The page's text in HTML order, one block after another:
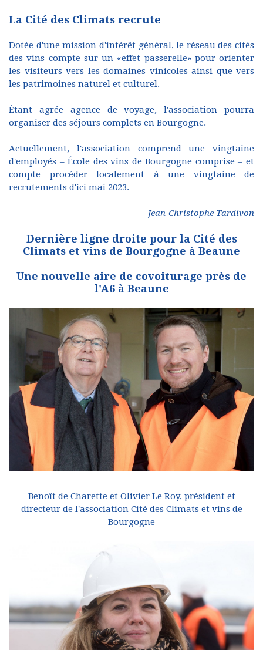
La Cité des Climats recrute
Dotée d'une mission d'intérêt général, le réseau des cités
des vins compte sur un «effet passerelle» pour orienter
les visiteurs vers les domaines vinicoles ainsi que vers
les patrimoines naturel et culturel.
Étant agrée agence de voyage, l'association pourra
organiser des séjours complets en Bourgogne.
Actuellement, l'association comprend une vingtaine
d'employés – École des vins de Bourgogne comprise – et
compte procéder localement à une vingtaine de
recrutements d'ici mai 2023.
Jean-Christophe Tardivon
Dernière ligne droite pour la Cité des
Climats et vins de Bourgogne à Beaune
Une nouvelle aire de covoiturage près de
l'A6 à Beaune
Benoît de Charette et Olivier Le Roy, président et
directeur de l'association Cité des Climats et vins de
Bourgogne